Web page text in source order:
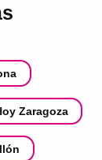
Zaragoza